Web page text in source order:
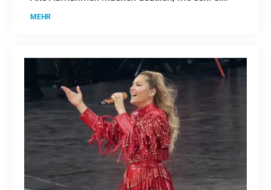
sein Weg verändert hat.
MEHR